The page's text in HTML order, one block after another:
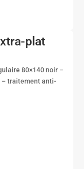
plat
80×140 noir –
– traitement anti-